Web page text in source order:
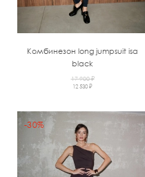
Комбинезон long jumpsuit isa
black
17 900 ₽
12 530 ₽
-30%